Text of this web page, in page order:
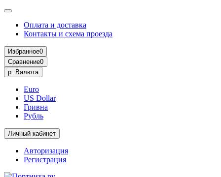
Оплата и доставка
Контакты и схема проезда
Избранное0
Сравнение0
р. Валюта
Euro
US Dollar
Гривна
Рубль
Личный кабинет
Авторизация
Регистрация